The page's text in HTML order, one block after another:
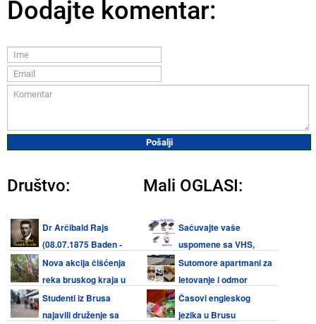
Dodajte komentar:
Društvo:
Dr Arčibald Rajs
(08.07.1875 Baden -
08.08.1929 Beograd)
Nova akcija čišćenja
reka bruskog kraja u
subotu 08. avgusta 2026.
Studenti iz Brusa
najavili druženje sa
Mali OGLASI:
Sačuvajte vaše
uspomene sa VHS,
Video 8, Hi8, Mini DV kaseta i
audio kaseta
Sutomore apartmani za
letovanje i odmor
Časovi engleskog
jezika u Brusu